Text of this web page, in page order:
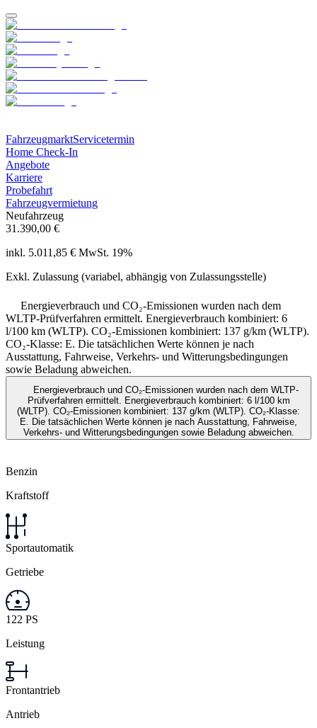
FahrzeugmarktServicetermin
Home Check-In
Angebote
Karriere
Probefahrt
Fahrzeugvermietung
Neufahrzeug
31.390,00 €
inkl. 5.011,85 € MwSt. 19%
Exkl. Zulassung (variabel, abhängig von Zulassungsstelle)
Energieverbrauch und CO₂-Emissionen wurden nach dem
WLTP-Prüfverfahren ermittelt. Energieverbrauch kombiniert: 6
l/100 km (WLTP). CO₂-Emissionen kombiniert: 137 g/km (WLTP).
CO₂-Klasse: E. Die tatsächlichen Werte können je nach
Ausstattung, Fahrweise, Verkehrs- und Witterungsbedingungen
sowie Beladung abweichen.
Energieverbrauch und CO₂-Emissionen wurden nach dem WLTP-
Prüfverfahren ermittelt. Energieverbrauch kombiniert: 6 l/100 km
(WLTP). CO₂-Emissionen kombiniert: 137 g/km (WLTP). CO₂-Klasse:
E. Die tatsächlichen Werte können je nach Ausstattung, Fahrweise,
Verkehrs- und Witterungsbedingungen sowie Beladung abweichen.
Benzin
Kraftstoff
Sportautomatik
Getriebe
122 PS
Leistung
Frontantrieb
Antrieb